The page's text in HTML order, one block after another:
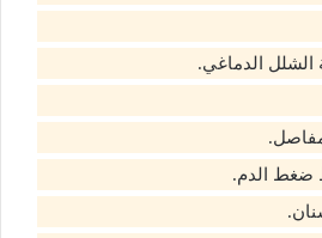
الدماغي.
ضغط الدم.